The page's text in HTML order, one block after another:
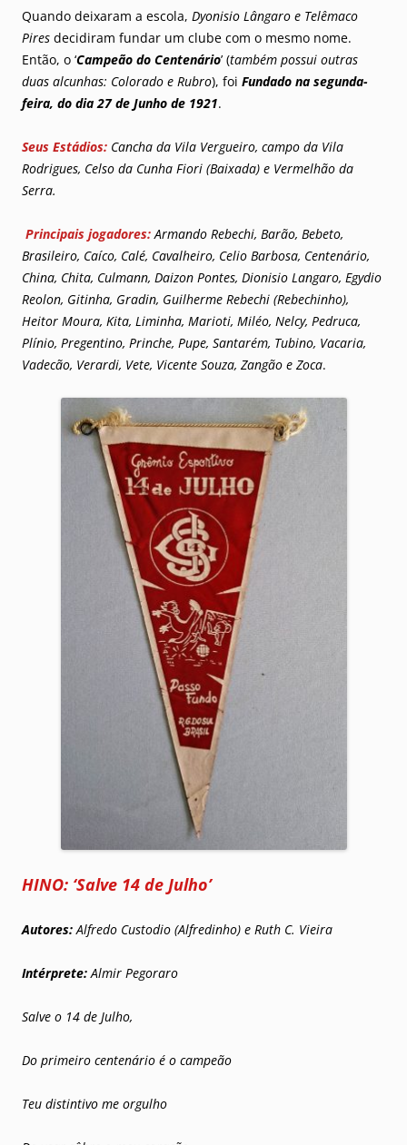
Quando deixaram a escola, Dyonisio Lângaro e Telêmaco
Pires decidiram fundar um clube com o mesmo nome.
Então, o ‘Campeão do Centenário’ (também possui outras
duas alcunhas: Colorado e Rubro), foi Fundado na segunda-
feira, do dia 27 de Junho de 1921.
Seus Estádios: Cancha da Vila Vergueiro, campo da Vila
Rodrigues, Celso da Cunha Fiori (Baixada) e Vermelhão da
Serra.
Principais jogadores: Armando Rebechi, Barão, Bebeto,
Brasileiro, Caíco, Calé, Cavalheiro, Celio Barbosa, Centenário,
China, Chita, Culmann, Daizon Pontes, Dionisio Langaro, Egydio
Reolon, Gitinha, Gradin, Guilherme Rebechi (Rebechinho),
Heitor Moura, Kita, Liminha, Marioti, Miléo, Nelcy, Pedruca,
Plínio, Pregentino, Prinche, Pupe, Santarém, Tubino, Vacaria,
Vadecão, Verardi, Vete, Vicente Souza, Zangão e Zoca.
HINO: ‘Salve 14 de Julho’
Autores:Alfredo Custodio (Alfredinho) e Ruth C. Vieira
Intérprete:Almir Pegoraro
Salve o 14 de Julho,
Do primeiro centenário é o campeão
Teu distintivo me orgulho